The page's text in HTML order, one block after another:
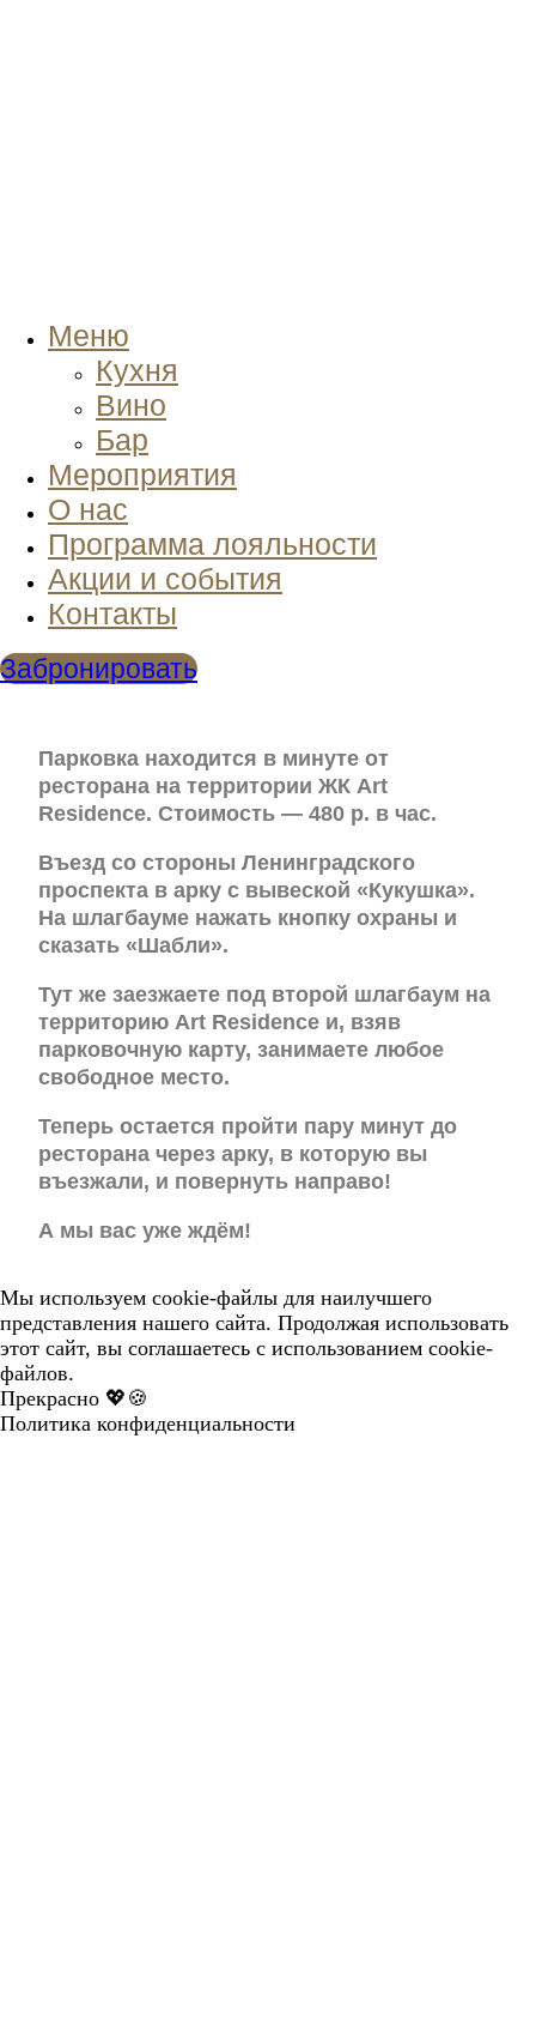
Меню
Кухня
Вино
Бар
Мероприятия
О нас
Программа лояльности
Акции и события
Контакты
Забронировать
Парковка находится в минуте от
ресторана на территории ЖК Art
Residence. Стоимость — 480 р. в час.
Въезд со стороны Ленинградского
проспекта в арку с вывеской «Кукушка».
На шлагбауме нажать кнопку охраны и
сказать «Шабли».
Тут же заезжаете под второй шлагбаум на
территорию Art Residence и, взяв
парковочную карту, занимаете любое
свободное место.
Теперь остается пройти пару минут до
ресторана через арку, в которую вы
въезжали, и повернуть направо!
А мы вас уже ждём!
Мы используем cookie-файлы для наилучшего
представления нашего сайта. Продолжая использовать
этот сайт, вы соглашаетесь с использованием cookie-
файлов.
Прекрасно 💖🍪
Политика конфиденциальности